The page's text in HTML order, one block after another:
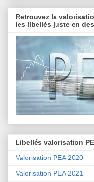
Retrouvez la
les libellés juste en
Libellés valorisation
Valorisation PEA 2020
Valorisation PEA 2021